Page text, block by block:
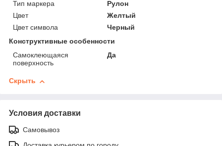
Тип маркера
Рулон
Цвет
Желтый
Цвет символа
Черный
Конструктивные особенности
Самоклеющаяся
поверхность
Да
Скрыть
Условия доставки
Самовывоз